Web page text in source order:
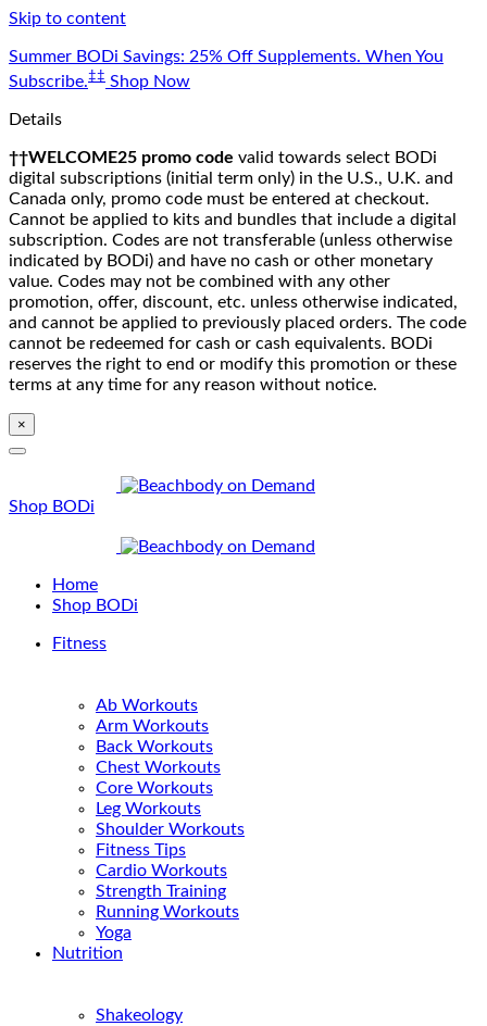
Skip to content
Summer BODi Savings: 25% Off Supplements. When You
Subscribe.‡‡ Shop Now
Details
††WELCOME25 promo code valid towards select BODi
digital subscriptions (initial term only) in the U.S., U.K. and
Canada only, promo code must be entered at checkout.
Cannot be applied to kits and bundles that include a digital
subscription. Codes are not transferable (unless otherwise
indicated by BODi) and have no cash or other monetary
value. Codes may not be combined with any other
promotion, offer, discount, etc. unless otherwise indicated,
and cannot be applied to previously placed orders. The code
cannot be redeemed for cash or cash equivalents. BODi
reserves the right to end or modify this promotion or these
terms at any time for any reason without notice.
×
Shop BODi
Home
Shop BODi
Fitness
Ab Workouts
Arm Workouts
Back Workouts
Chest Workouts
Core Workouts
Leg Workouts
Shoulder Workouts
Fitness Tips
Cardio Workouts
Strength Training
Running Workouts
Yoga
Nutrition
Shakeology